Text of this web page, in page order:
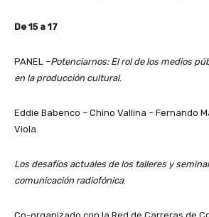
De 15 a 17
PANEL –Potenciarnos: El rol de los medios
en la producción cultural.
Eddie Babenco – Chino Vallina – Fernando
Viola
Los desafíos actuales de los talleres y
comunicación radiofónica.